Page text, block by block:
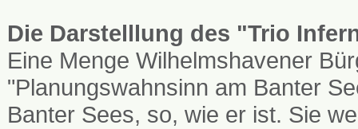
Die Darstelllung des "Trio
Eine Menge Wilhelmshavener
"Planungswahnsinn am Banter
Banter Sees, so, wie er ist. Sie